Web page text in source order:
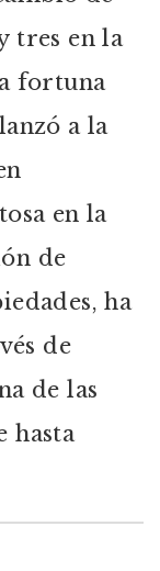
tres en la
fortuna
a la
en la
de
ha
de
de las
hasta